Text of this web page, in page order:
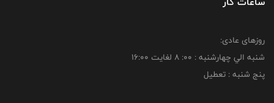
روزهای عادی:
شنبه الي چهارشنبه : 00: 8 لغايت 16:00
پنج شنبه : تعطیل